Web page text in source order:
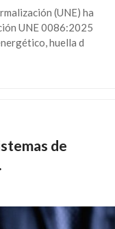
(UNE) ha
UNE 0086:2025
huella d
de